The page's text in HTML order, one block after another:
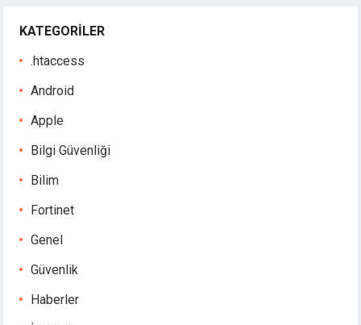
KATEGORILER
.htaccess
Android
Apple
Bilgi Güvenliği
Bilim
Fortinet
Genel
Güvenlik
Haberler